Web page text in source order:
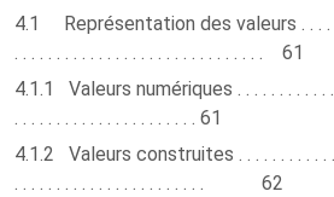
4.1 Représentation des valeurs . . . . . .
. . . . . . . . . . . . . . . . . . . . . . . . . . . . . . 61
4.1.1 Valeurs numériques . . . . . . . . . . . . .
. . . . . . . . . . . . . . . . . . . . . . 61
4.1.2 Valeurs construites . . . . . . . . . . . . .
. . . . . . . . . . . . . . . . . . . . . . . 62